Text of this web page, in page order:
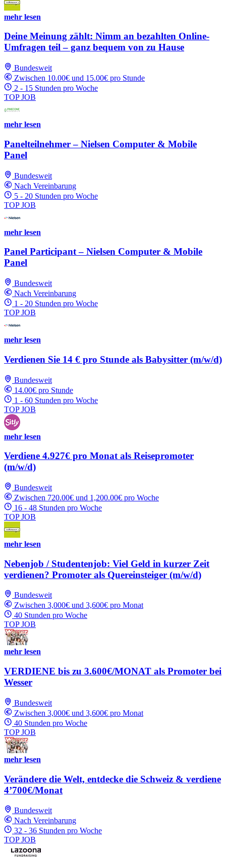
mehr lesen
Deine Meinung zählt: Nimm an bezahlten Online-
Umfragen teil – ganz bequem von zu Hause
Bundesweit
Zwischen 10.00€ und 15.00€ pro Stunde
2 - 15 Stunden pro Woche
TOP JOB
mehr lesen
Panelteilnehmer – Nielsen Computer & Mobile
Panel
Bundesweit
Nach Vereinbarung
5 - 20 Stunden pro Woche
TOP JOB
mehr lesen
Panel Participant – Nielsen Computer & Mobile
Panel
Bundesweit
Nach Vereinbarung
1 - 20 Stunden pro Woche
TOP JOB
mehr lesen
Verdienen Sie 14 € pro Stunde als Babysitter (m/w/d)
Bundesweit
14.00€ pro Stunde
1 - 60 Stunden pro Woche
TOP JOB
mehr lesen
Verdiene 4.927€ pro Monat als Reisepromoter
(m/w/d)
Bundesweit
Zwischen 720.00€ und 1,200.00€ pro Woche
16 - 48 Stunden pro Woche
TOP JOB
mehr lesen
Nebenjob / Studentenjob: Viel Geld in kurzer Zeit
verdienen? Promoter als Quereinsteiger (m/w/d)
Bundesweit
Zwischen 3,000€ und 3,600€ pro Monat
40 Stunden pro Woche
TOP JOB
mehr lesen
VERDIENE bis zu 3.600€/MONAT als Promoter bei
Wesser
Bundesweit
Zwischen 3,000€ und 3,600€ pro Monat
40 Stunden pro Woche
TOP JOB
mehr lesen
Verändere die Welt, entdecke die Schweiz & verdiene
4’700€/Monat
Bundesweit
Nach Vereinbarung
32 - 36 Stunden pro Woche
TOP JOB